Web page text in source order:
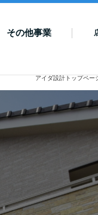
その他事業
アイダ設計トップペー